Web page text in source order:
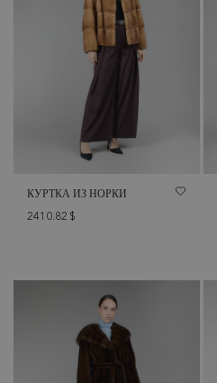
КУРТКА ИЗ НОРКИ
2410.82 $